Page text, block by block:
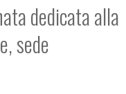
dedicata alla
sede